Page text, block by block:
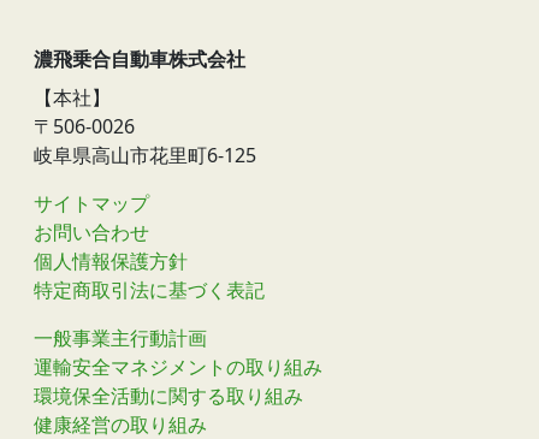
濃飛乗合自動車株式会社
【本社】
〒506-0026
岐阜県高山市花里町6-125
サイトマップ
お問い合わせ
個人情報保護方針
特定商取引法に基づく表記
一般事業主行動計画
運輸安全マネジメントの取り組み
環境保全活動に関する取り組み
健康経営の取り組み